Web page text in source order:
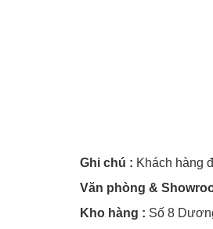
Ghi chú : Khách hàng
Văn phòng &
Kho hàng : Số 8